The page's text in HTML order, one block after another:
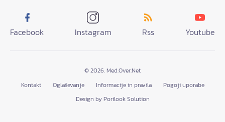
Facebook Instagram Rss Youtube
© 2026. Med.Over.Net
Kontakt
Oglaševanje Informacije in pravila
Pogoji uporabe
Design by Porilook Solution